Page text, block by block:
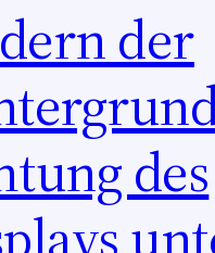
der
des